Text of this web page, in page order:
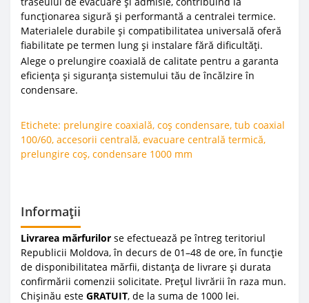
funcționarea sigură și performantă a centralei termice.
Materialele durabile și compatibilitatea universală oferă
fiabilitate pe termen lung și instalare fără dificultăți.
Alege o prelungire coaxială de calitate pentru a garanta
eficiența și siguranța sistemului tău de încălzire în
condensare.
Etichete: prelungire coaxială, coș condensare, tub coaxial
100/60, accesorii centrală, evacuare centrală termică,
prelungire coș, condensare 1000 mm
Informații
Livrarea mărfurilor se efectuează pe întreg teritoriul
Republicii Moldova, în decurs de 01–48 de ore, în funcție
de disponibilitatea mărfii, distanța de livrare și durata
confirmării comenzii solicitate. Prețul livrării în raza mun.
Chișinău este GRATUIT, de la suma de 1000 lei.